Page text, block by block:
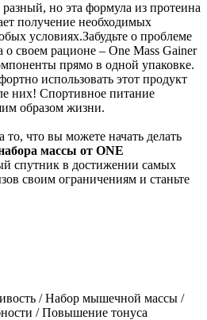
но эта формула из протеина
получение необходимых
условиях.Забудьте о проблеме
о своем рационе – One Mass Gainer
прямо в одной упаковке.
использовать этот продукт
них! Спортивное питание
образом жизни.
то, что вы можете начать делать
массы от ONE
спутник в достижении самых
своим ограничениям и станьте
/ Набор мышечной массы /
/ Повышение тонуса